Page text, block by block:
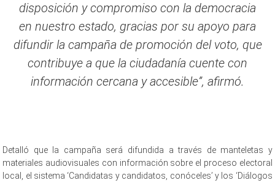
disposición y compromiso con la democracia
en nuestro estado, gracias por su apoyo para
difundir la campaña de promoción del voto, que
contribuye a que la ciudadanía cuente con
información cercana y accesible”, afirmó.
Detalló que la campaña será difundida a través de manteletas y
materiales audiovisuales con información sobre el proceso electoral
local, el sistema ‘Candidatas y candidatos, conóceles’ y los ‘Diálogos